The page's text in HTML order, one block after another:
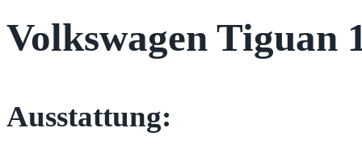
Volkswagen Tiguan
Ausstattung: